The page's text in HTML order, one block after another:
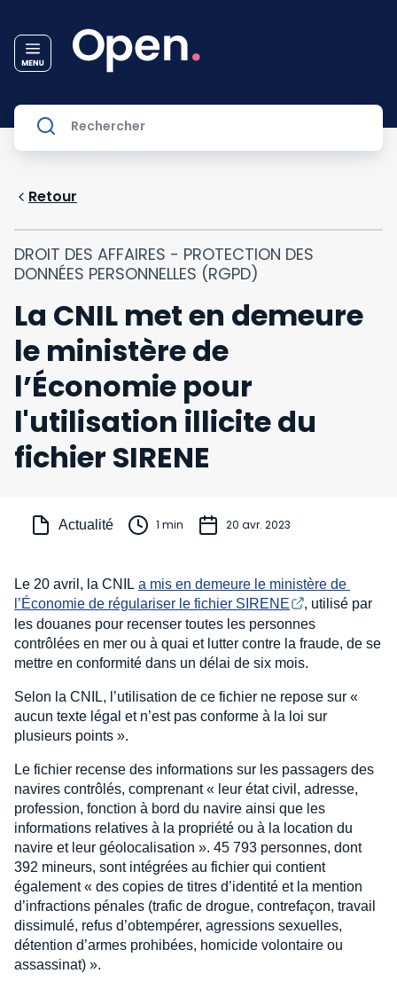
Retour
DROIT DES AFFAIRES - PROTECTION DES
DONNÉES PERSONNELLES (RGPD)
La CNIL met en demeure
le ministère de
l’Économie pour
l'utilisation illicite du
fichier SIRENE
Actualité 1 min 20 avr. 2023
Le 20 avril, la CNIL a mis en demeure le ministère de
l’Économie de régulariser le fichier SIRENE
, utilisé par
les douanes pour recenser toutes les personnes
contrôlées en mer ou à quai et lutter contre la fraude, de se
mettre en conformité dans un délai de six mois.
Selon la CNIL, l’utilisation de ce fichier ne repose sur «
aucun texte légal et n’est pas conforme à la loi sur
plusieurs points ».
Le fichier recense des informations sur les passagers des
navires contrôlés, comprenant « leur état civil, adresse,
profession, fonction à bord du navire ainsi que les
informations relatives à la propriété ou à la location du
navire et leur géolocalisation ». 45 793 personnes, dont
392 mineurs, sont intégrées au fichier qui contient
également « des copies de titres d’identité et la mention
d’infractions pénales (trafic de drogue, contrefaçon, travail
dissimulé, refus d’obtempérer, agressions sexuelles,
détention d’armes prohibées, homicide volontaire ou
assassinat) ».